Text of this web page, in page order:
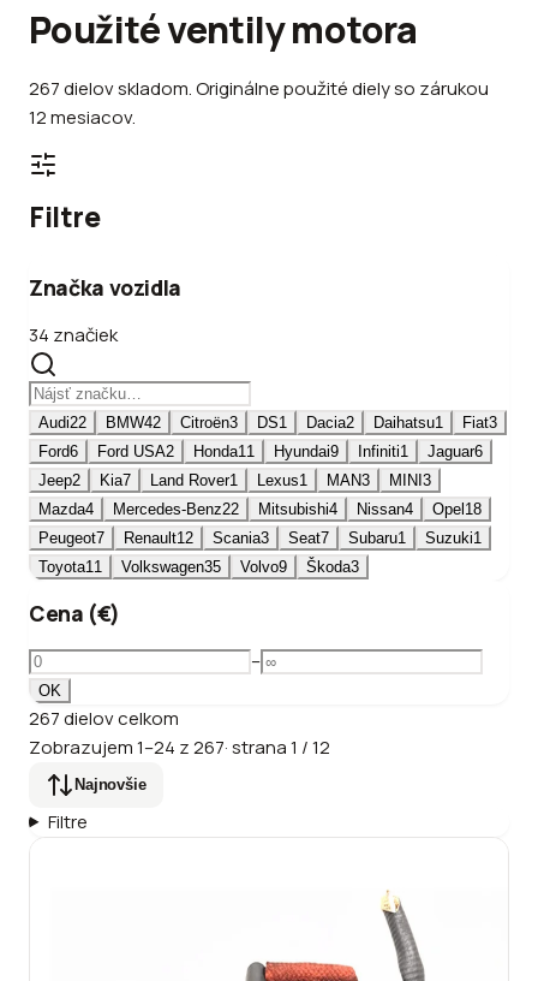
Použité ventily motora
267dielovskladom.Originálne použité diely so zárukou
12 mesiacov.
Filtre
Značka vozidla
34 značiek
Audi22 BMW42 Citroën3 DS1 Dacia2 Daihatsu1 Fiat3
Ford6 Ford USA2 Honda11 Hyundai9 Infiniti1 Jaguar6
Jeep2 Kia7 Land Rover1 Lexus1 MAN3 MINI3
Mazda4 Mercedes-Benz22 Mitsubishi4 Nissan4 Opel18
Peugeot7 Renault12 Scania3 Seat7 Subaru1 Suzuki1
Toyota11 Volkswagen35 Volvo9 Škoda3
Cena (€)
–
OK
267dielovcelkom
Zobrazujem1–24 z267·strana1 /12
Najnovšie
Filtre